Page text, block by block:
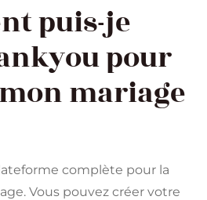
puis-je
pour
mariage
complète pour la
Vous pouvez créer votre